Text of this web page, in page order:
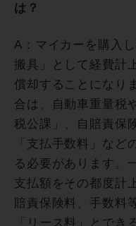
は？
A：マイカーを購入
搬具」として経費計
償却することになり
合は、自動車重量税
税公課」、自賠責保
「支払手数料」など
る必要があります。
支払額をその都度計
賠責保険料、手数料
「リース料」とでき